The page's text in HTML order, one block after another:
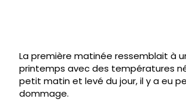
La première matinée ressemblait à
printemps avec des températures
petit matin et levé du jour, il y a eu
dommage.